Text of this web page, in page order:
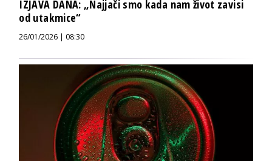
IZJAVA DANA: „Najjači smo kada nam život zavisi
od utakmice“
26/01/2026 | 08:30